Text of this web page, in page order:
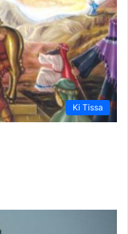
Ki Tissa